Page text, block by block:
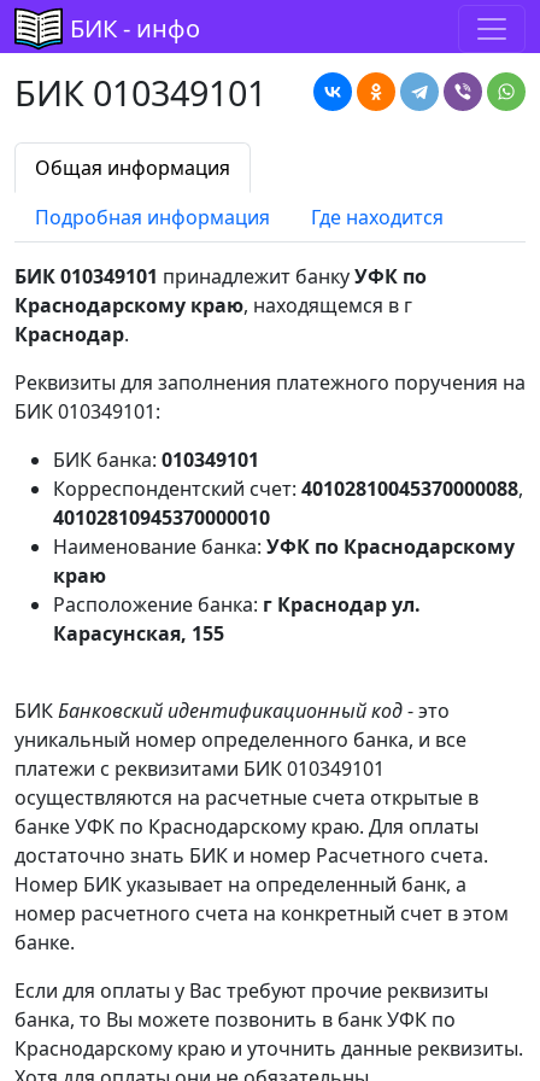
БИК - инфо
БИК 010349101
Общая информация
Подробная информация
Где находится
БИК 010349101 принадлежит банкуУФК по
Краснодарскому краю, находящемся в г
Краснодар.
Реквизиты для заполнения платежного поручения на
БИК 010349101:
БИК банка: 010349101
Корреспондентский счет: 40102810045370000088,
40102810945370000010
Наименование банка: УФК по Краснодарскому
краю
Расположение банка: г Краснодар ул.
Карасунская, 155
БИКБанковский идентификационный код- это
уникальный номер определенного банка, и все
платежи с реквизитами БИК 010349101
осуществляются на расчетные счета открытые в
банке УФК по Краснодарскому краю. Для оплаты
достаточно знать БИК и номер Расчетного счета.
Номер БИК указывает на определенный банк, а
номер расчетного счета на конкретный счет в этом
банке.
Если для оплаты у Вас требуют прочие реквизиты
банка, то Вы можете позвонить в банк УФК по
Краснодарскому краю и уточнить данные реквизиты.